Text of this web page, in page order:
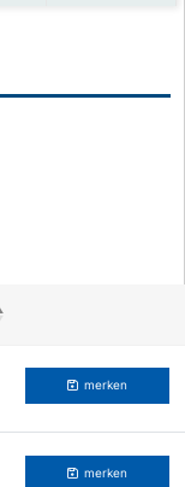
merken
merken